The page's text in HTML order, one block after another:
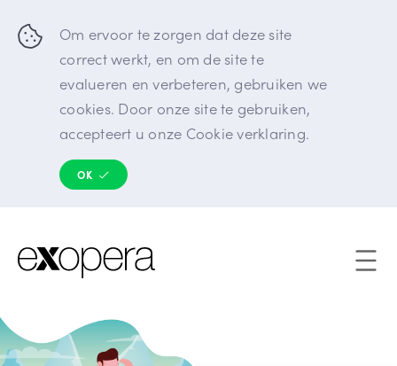
Om ervoor te zorgen dat deze site
correct werkt, en om de site te
evalueren en verbeteren, gebruiken we
cookies. Door onze site te gebruiken,
accepteert u onze Cookie verklaring.
OK